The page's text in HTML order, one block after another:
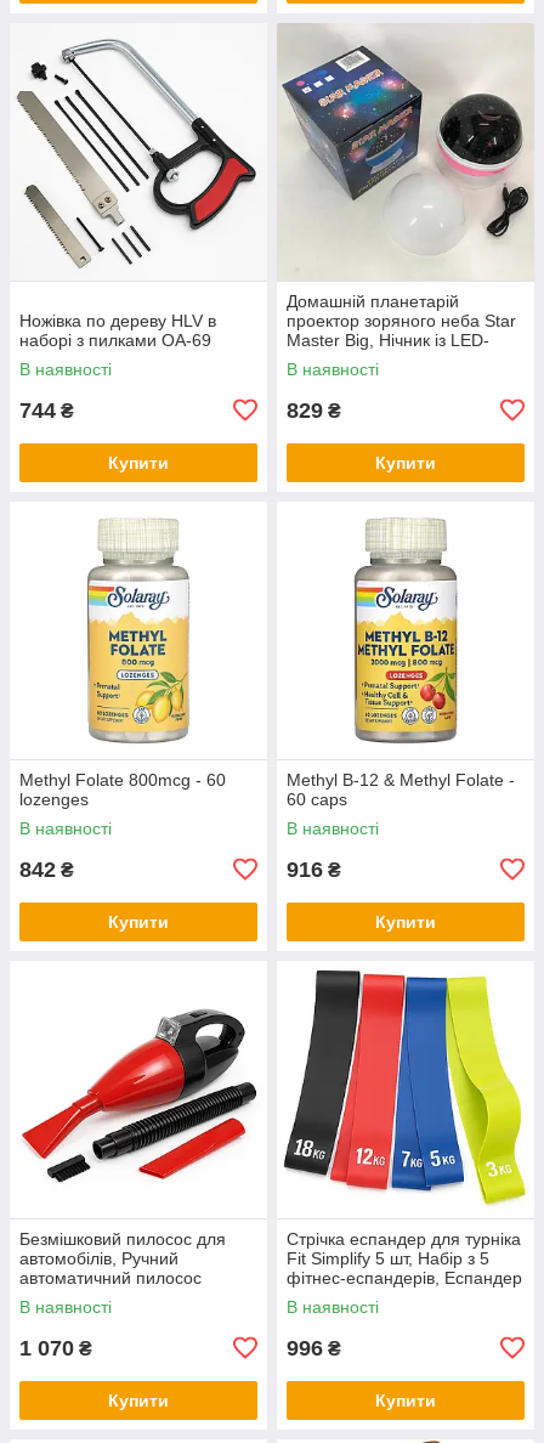
Ножівка по дереву HLV в
наборі з пилками OA-69
В наявності
744 ₴
Купити
Домашній планетарій
проектор зоряного неба Star
Master Big, Нічник із LED-
підсвічуванням від USB QX-
45
В наявності
829 ₴
Купити
Methyl Folate 800mcg - 60
lozenges
В наявності
842 ₴
Купити
Methyl B-12 & Methyl Folate -
60 caps
В наявності
916 ₴
Купити
Безмішковий пилосос для
автомобілів, Ручний
автоматичний пилосос
Ручний автомобільний для
пилу ZQ-66
В наявності
1 070 ₴
Купити
Стрічка еспандер для турніка
Fit Simplify 5 шт, Набір з 5
фітнес-еспандерів, Еспандер
вправ тренажерний OV-18
В наявності
996 ₴
Купити